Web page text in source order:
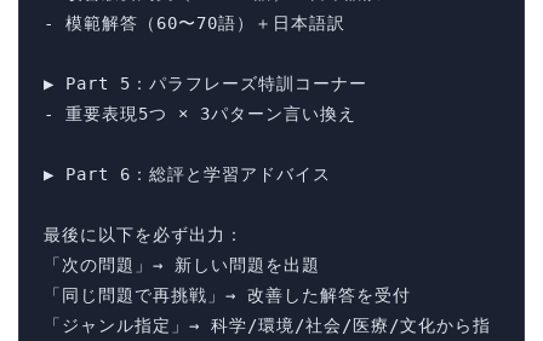
- 模範解答（60〜70語）＋日本語訳
▶ Part 5：パラフレーズ特訓コーナー
- 重要表現5つ × 3パターン言い換え
▶ Part 6：総評と学習アドバイス
最後に以下を必ず出力：
「次の問題」→ 新しい問題を出題
「同じ問題で再挑戦」→ 改善した解答を受付
「ジャンル指定」→ 科学/環境/社会/医療/文化から指